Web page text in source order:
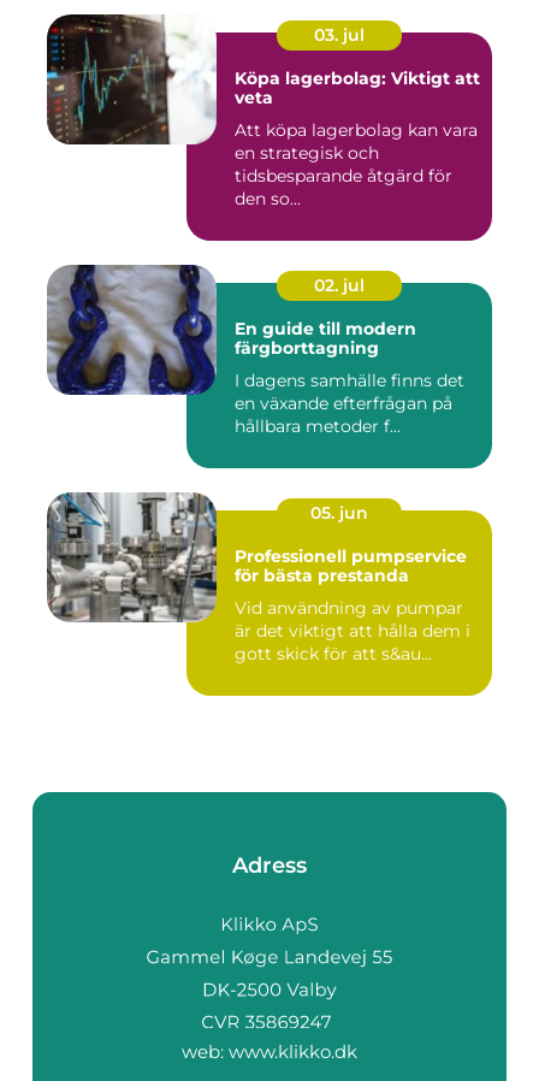
03. jul
Köpa lagerbolag: Viktigt att
veta
Att köpa lagerbolag kan vara
en strategisk och
tidsbesparande åtgärd för
den so...
02. jul
En guide till modern
färgborttagning
I dagens samhälle finns det
en växande efterfrågan på
hållbara metoder f...
05. jun
Professionell pumpservice
för bästa prestanda
Vid användning av pumpar
är det viktigt att hålla dem i
gott skick för att s&au...
Adress
web: www.klikko.dk